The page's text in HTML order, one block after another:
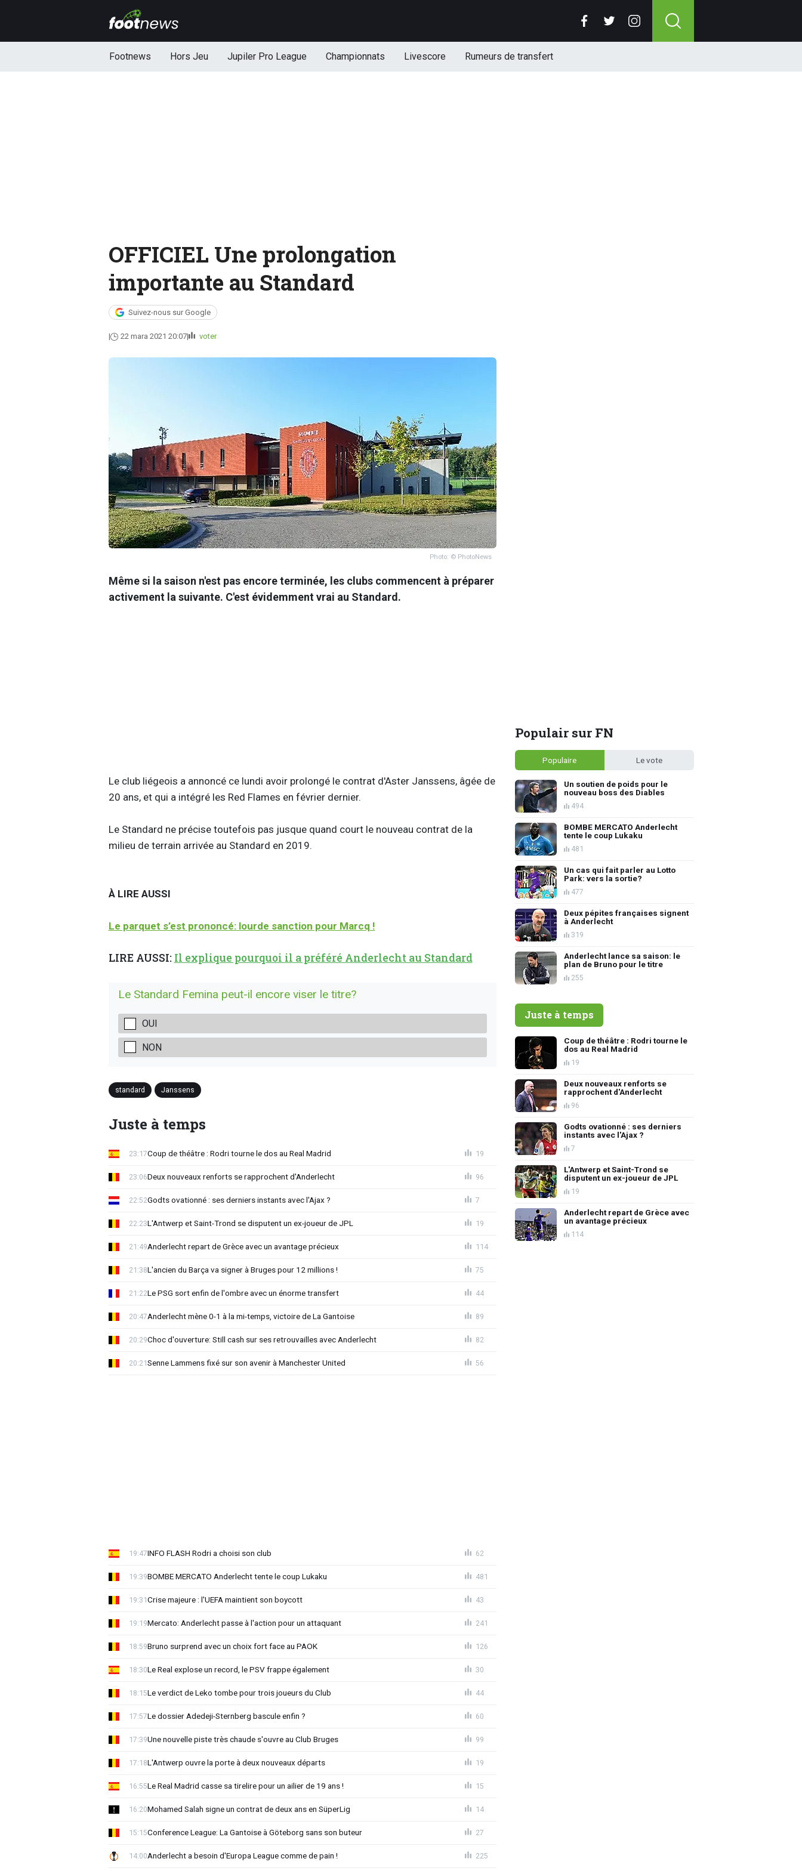
Footnews Hors Jeu Jupiler Pro League Championnats Livescore Rumeurs de transfert
OFFICIEL Une prolongation
importante au Standard
Suivez-nous sur Google
22 mara 2021 20:07 voter
Photo: © PhotoNews
Même si la saison n'est pas encore terminée, les clubs commencent à préparer
activement la suivante. C'est évidemment vrai au Standard.
Le club liégeois a annoncé ce lundi avoir prolongé le contrat d'Aster Janssens, âgée de
20 ans, et qui a intégré les Red Flames en février dernier.
Le Standard ne précise toutefois pas jusque quand court le nouveau contrat de la
milieu de terrain arrivée au Standard en 2019.
À LIRE AUSSI
Le parquet s’est prononcé: lourde sanction pour Marcq !
LIRE AUSSI: Il explique pourquoi il a préféré Anderlecht au Standard
Le Standard Femina peut-il encore viser le titre?
OUI
NON
standard Janssens
Juste à temps
Coup de théâtre : Rodri tourne le dos au Real Madrid
23:17 19
Deux nouveaux renforts se rapprochent d'Anderlecht
23:06 96
Godts ovationné : ses derniers instants avec l'Ajax ?
22:52 7
L'Antwerp et Saint-Trond se disputent un ex-joueur de JPL
22:23 19
Anderlecht repart de Grèce avec un avantage précieux
21:49 114
L'ancien du Barça va signer à Bruges pour 12 millions !
21:38 75
Le PSG sort enfin de l'ombre avec un énorme transfert
21:22 44
Anderlecht mène 0-1 à la mi-temps, victoire de La Gantoise
20:47 89
Choc d'ouverture: Still cash sur ses retrouvailles avec Anderlecht
20:29 82
Senne Lammens fixé sur son avenir à Manchester United
20:21 56
INFO FLASH Rodri a choisi son club
19:47 62
BOMBE MERCATO Anderlecht tente le coup Lukaku
19:39 481
Crise majeure : l'UEFA maintient son boycott
19:31 43
Mercato: Anderlecht passe à l'action pour un attaquant
19:19 241
Bruno surprend avec un choix fort face au PAOK
18:59 126
Le Real explose un record, le PSV frappe également
18:30 30
Le verdict de Leko tombe pour trois joueurs du Club
18:15 44
Le dossier Adedeji-Sternberg bascule enfin ?
17:57 60
Une nouvelle piste très chaude s'ouvre au Club Bruges
17:39 99
L'Antwerp ouvre la porte à deux nouveaux départs
17:18 19
Le Real Madrid casse sa tirelire pour un ailier de 19 ans !
16:55 15
Mohamed Salah signe un contrat de deux ans en SüperLig
16:20 14
Conference League: La Gantoise à Göteborg sans son buteur
15:15 27
Anderlecht a besoin d'Europa League comme de pain !
14:00 225
Populair sur FN
Populaire Le vote
Un soutien de poids pour le
nouveau boss des Diables
494
BOMBE MERCATO Anderlecht
tente le coup Lukaku
481
Un cas qui fait parler au Lotto
Park: vers la sortie?
477
Deux pépites françaises signent
à Anderlecht
319
Anderlecht lance sa saison: le
plan de Bruno pour le titre
255
Juste à temps
Coup de théâtre : Rodri tourne le
dos au Real Madrid
19
Deux nouveaux renforts se
rapprochent d'Anderlecht
96
Godts ovationné : ses derniers
instants avec l'Ajax ?
7
L'Antwerp et Saint-Trond se
disputent un ex-joueur de JPL
19
Anderlecht repart de Grèce avec
un avantage précieux
114